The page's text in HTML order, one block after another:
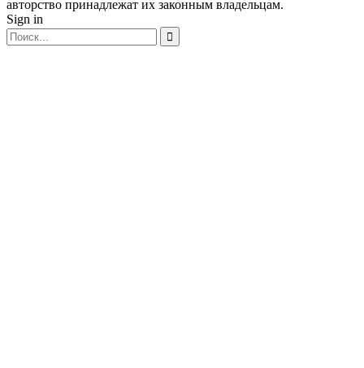
авторство принадлежат их законным владельцам.
Sign in